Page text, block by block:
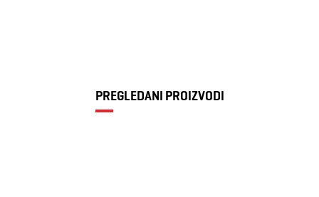
PREGLEDANI PROIZVODI